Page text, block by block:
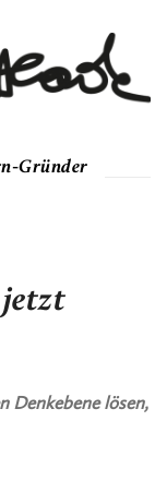
Gründer
jetzt
Denkebene lösen,